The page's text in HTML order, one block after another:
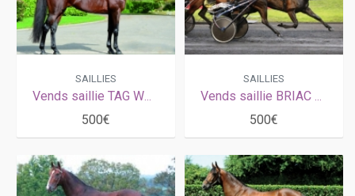
SAILLIES
Vends saillie TAG WOOD (Jag de Bellouet - Mysterious Valley par Goetmals Wood)
500€
SAILLIES
Vends saillie BRIAC DARK (Prince Gédé - Queen des Charmes par Look de Star)
500€